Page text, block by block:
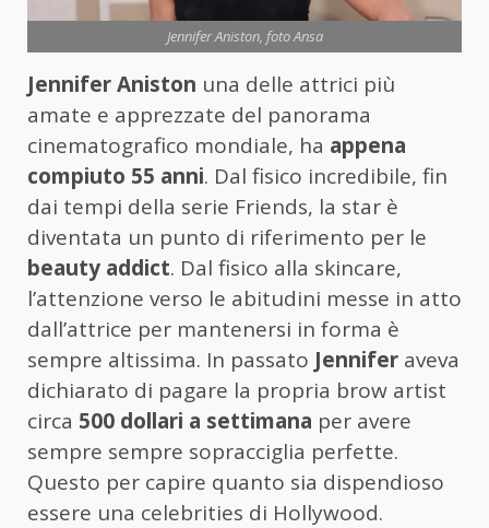
Jennifer Aniston, foto Ansa
Jennifer Aniston una delle attrici più
amate e apprezzate del panorama
cinematografico mondiale, ha appena
compiuto 55 anni. Dal fisico incredibile, fin
dai tempi della serie Friends, la star è
diventata un punto di riferimento per le
beauty addict. Dal fisico alla skincare,
l’attenzione verso le abitudini messe in atto
dall’attrice per mantenersi in forma è
sempre altissima. In passato Jennifer aveva
dichiarato di pagare la propria brow artist
circa 500 dollari a settimana per avere
sempre sempre sopracciglia perfette.
Questo per capire quanto sia dispendioso
essere una celebrities di Hollywood.